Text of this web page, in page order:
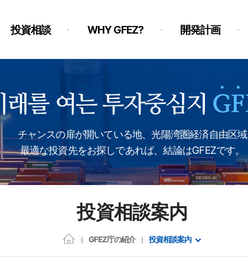
投資相談 WHY GFEZ? 開発計画
チャンスの扉が開いている地、光陽湾圏経済自由区域
最適な投資先をお探しであれば、結論はGFEZです。
投資相談案内
GFEZ庁の紹介 投資相談案内